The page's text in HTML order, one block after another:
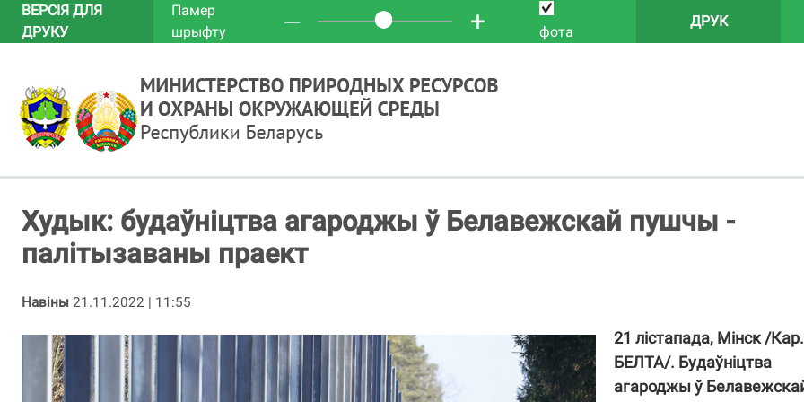
ВЕРСІЯ ДЛЯ
ДРУКУ
Памер
шрыфту
─ + фота
ДРУК
Худык: будаўніцтва агароджы ў Белавежскай пушчы -
палітызаваны праект
Навіны 21.11.2022 | 11:55
21 лістапада, Мінск /Кар.
БЕЛТА/. Будаўніцтва
агароджы ў